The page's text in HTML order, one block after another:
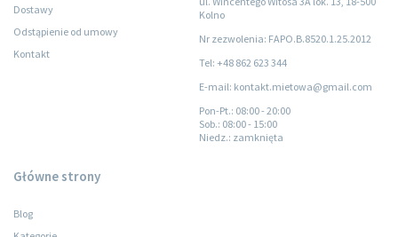
Dostawy
Odstąpienie od umowy
Kontakt
Kolno
Nr zezwolenia: FAPO.B.8520.1.25.2012
Tel: +48 862 623 344
E-mail: kontakt.mietowa@gmail.com
Pon-Pt.: 08:00 - 20:00
Sob.: 08:00 - 15:00
Niedz.: zamknięta
Główne strony
Blog